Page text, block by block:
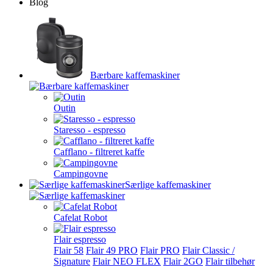
Blog
Bærbare kaffemaskiner
Outin
Staresso - espresso
Cafflano - filtreret kaffe
Campingovne
Særlige kaffemaskiner
Cafelat Robot
Flair espresso
Flair 58 Flair 49 PRO Flair PRO Flair Classic /
Signature Flair NEO FLEX Flair 2GO Flair tilbehør